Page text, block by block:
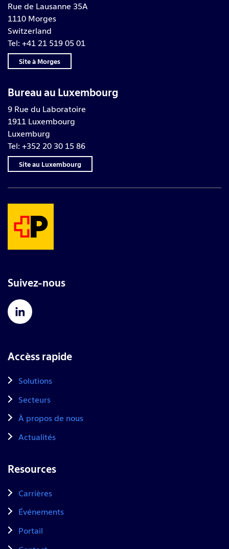
Rue de Lausanne 35A
1110 Morges
Switzerland
Tel: +41 21 519 05 01
Site à Morges
Bureau au Luxembourg
9 Rue du Laboratoire
1911 Luxembourg
Luxemburg
Tel: +352 20 30 15 86
Site au Luxembourg
Suivez-nous
Accèss rapide
Solutions
Secteurs
À propos de nous
Actualités
Resources
Carrières
Événements
Portail